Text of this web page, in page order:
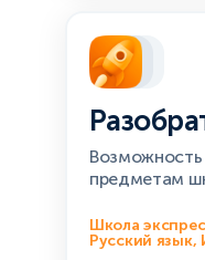
Возможность
предметам
Школа
Русский язык,